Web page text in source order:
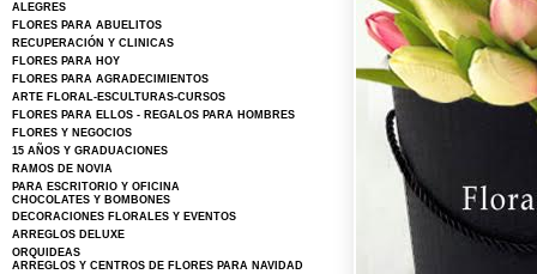
ALEGRES
FLORES PARA ABUELITOS
RECUPERACIÓN Y CLINICAS
FLORES PARA HOY
FLORES PARA AGRADECIMIENTOS
ARTE FLORAL-ESCULTURAS-CURSOS
FLORES PARA ELLOS - REGALOS PARA HOMBRES
FLORES Y NEGOCIOS
15 AÑOS Y GRADUACIONES
RAMOS DE NOVIA
PARA ESCRITORIO Y OFICINA
CHOCOLATES Y BOMBONES
DECORACIONES FLORALES Y EVENTOS
ARREGLOS DELUXE
ORQUIDEAS
ARREGLOS Y CENTROS DE FLORES PARA NAVIDAD